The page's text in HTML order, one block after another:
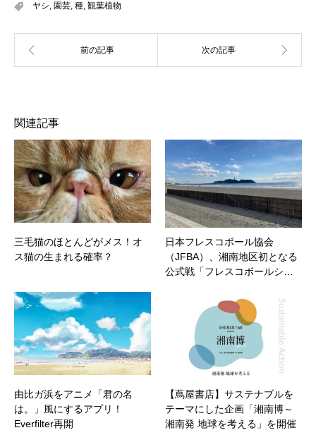
ヤシ, 園芸, 種, 観葉植物
関連記事
三毛猫のほとんどがメス！オ
ス猫の生まれる確率？
日本フレスコボール協会
（JFBA）、湘南地区初となる
公式戦「フレスコボールシ…
由比ガ浜をアニメ「君の名
は。」風にするアプリ！
Everfilter再開
【蔦屋書店】サステナブルを
テーマにした企画「湘南博～
湘南発 地球を考える」を開催